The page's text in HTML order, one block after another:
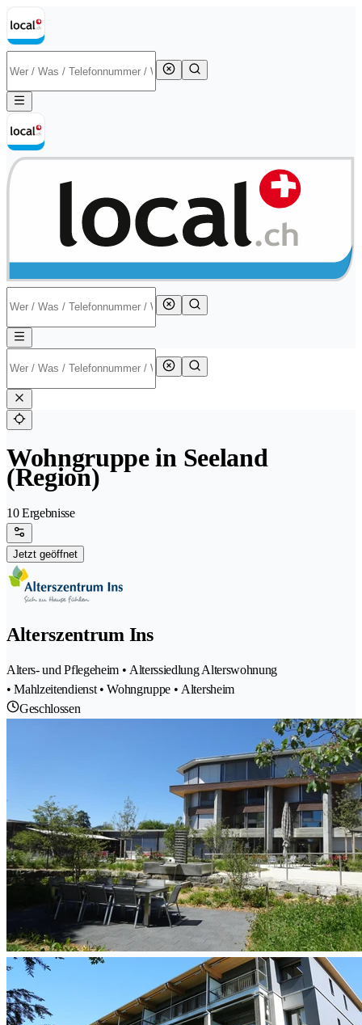
Wohngruppe in Seeland
(Region)
10 Ergebnisse
Jetzt geöffnet
Alterszentrum Ins
Alters- und Pflegeheim • Alterssiedlung Alterswohnung
• Mahlzeitendienst • Wohngruppe • Altersheim
Geschlossen